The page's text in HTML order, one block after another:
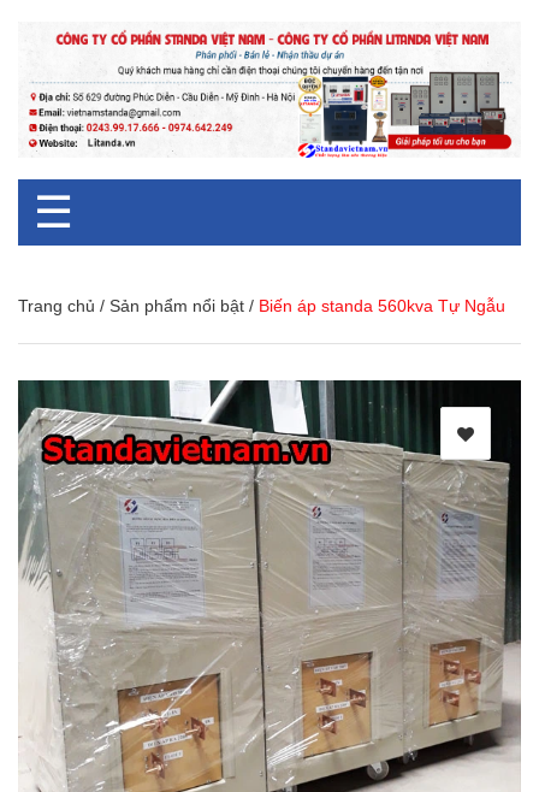
☰
Trang chủ / Sản phẩm nổi bật / Biến áp standa 560kva Tự Ngẫu